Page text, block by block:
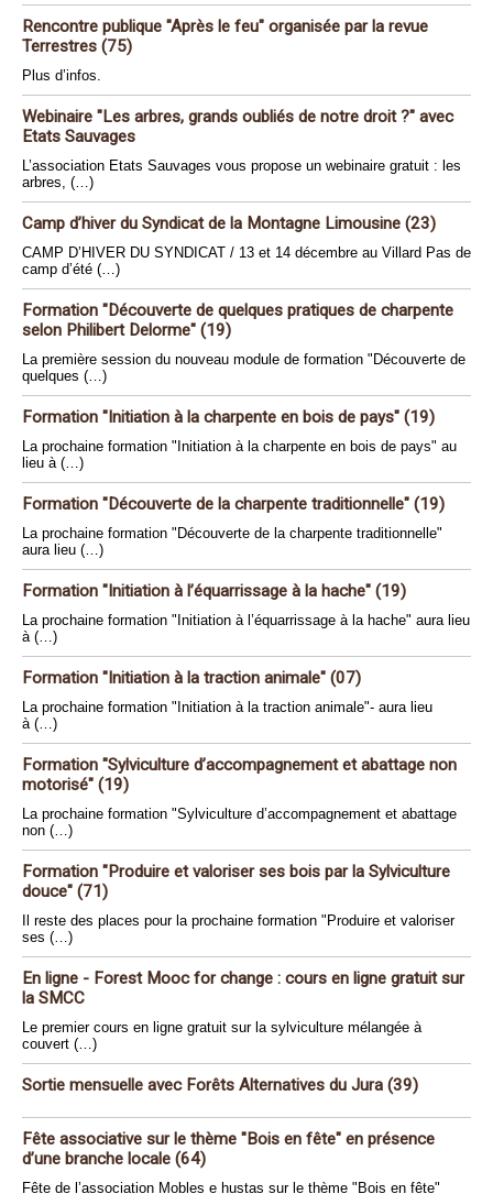
Rencontre publique "Après le feu" organisée par la revue
Terrestres (75)
Plus d’infos.
Webinaire "Les arbres, grands oubliés de notre droit ?" avec
Etats Sauvages
L’association Etats Sauvages vous propose un webinaire gratuit : les
arbres, (…)
Camp d’hiver du Syndicat de la Montagne Limousine (23)
CAMP D’HIVER DU SYNDICAT / 13 et 14 décembre au Villard Pas de
camp d’été (…)
Formation "Découverte de quelques pratiques de charpente
selon Philibert Delorme" (19)
La première session du nouveau module de formation "Découverte de
quelques (…)
Formation "Initiation à la charpente en bois de pays" (19)
La prochaine formation "Initiation à la charpente en bois de pays" au
lieu à (…)
Formation "Découverte de la charpente traditionnelle" (19)
La prochaine formation "Découverte de la charpente traditionnelle"
aura lieu (…)
Formation "Initiation à l’équarrissage à la hache" (19)
La prochaine formation "Initiation à l’équarrissage à la hache" aura lieu
à (…)
Formation "Initiation à la traction animale" (07)
La prochaine formation "Initiation à la traction animale"- aura lieu
à (…)
Formation "Sylviculture d’accompagnement et abattage non
motorisé" (19)
La prochaine formation "Sylviculture d’accompagnement et abattage
non (…)
Formation "Produire et valoriser ses bois par la Sylviculture
douce" (71)
Il reste des places pour la prochaine formation "Produire et valoriser
ses (…)
En ligne - Forest Mooc for change : cours en ligne gratuit sur
la SMCC
Le premier cours en ligne gratuit sur la sylviculture mélangée à
couvert (…)
Sortie mensuelle avec Forêts Alternatives du Jura (39)
Fête associative sur le thème "Bois en fête" en présence
d’une branche locale (64)
Fête de l’association Mobles e hustas sur le thème "Bois en fête"